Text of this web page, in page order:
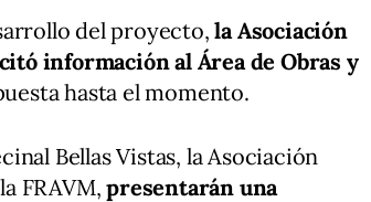
del proyecto,la Asociación
información al Área de Obras y
hasta el momento.
Bellas Vistas, la Asociación
FRAVM,presentarán una